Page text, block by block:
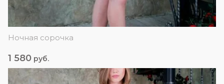
Ночная сорочка
1 580 руб.